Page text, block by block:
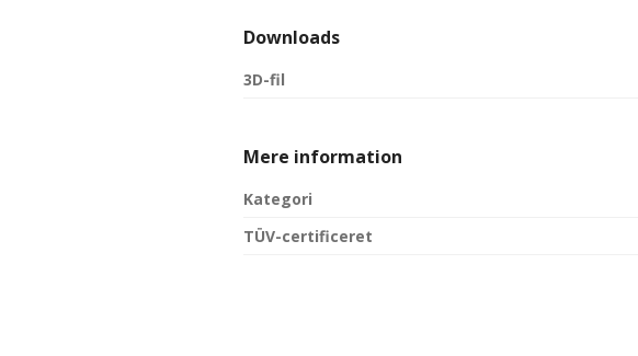
Downloads
3D-fil
Mere information
Kategori
TÜV-certificeret